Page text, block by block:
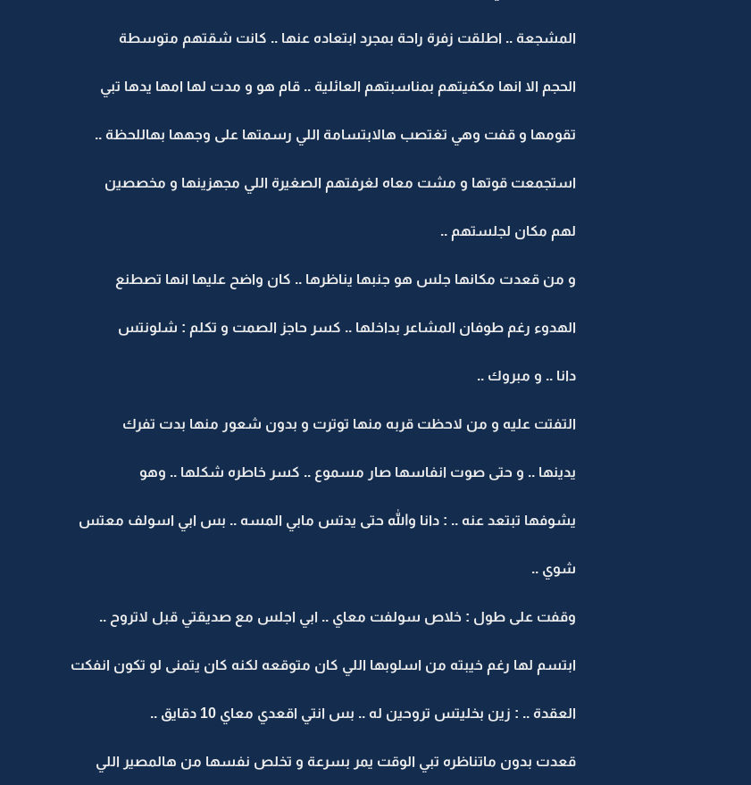
المشجعة .. اطلقت زفرة راحة بمجرد ابتعاده عنها .. كانت شقتهم متوسطة
الحجم الا انها مكفيتهم بمناسبتهم العائلية .. قام هو و مدت لها امها يدها تبي
تقومها و قفت وهي تغتصب هالابتسامة اللي رسمتها على وجهها بهاللحظة ..
استجمعت قوتها و مشت معاه لغرفتهم الصغيرة اللي مجهزينها و مخصصين
لهم مكان لجلستهم ..
و من قعدت مكانها جلس هو جنبها يناظرها .. كان واضح عليها انها تصطنع
الهدوء رغم طوفان المشاعر بداخلها .. كسر حاجز الصمت و تكلم : شلونتس
دانا .. و مبروك ..
التفتت عليه و من لاحظت قربه منها توترت و بدون شعور منها بدت تفرك
يدينها .. و حتى صوت انفاسها صار مسموع .. كسر خاطره شكلها .. وهو
يشوفها تبتعد عنه .. : دانا والله حتى يدتس مابي المسه .. بس ابي اسولف معتس
شوي ..
وقفت على طول : خلاص سولفت معاي .. ابي اجلس مع صديقتي قبل لاتروح ..
ابتسم لها رغم خيبته من اسلوبها اللي كان متوقعه لكنه كان يتمنى لو تكون انفكت
العقدة .. : زين بخليتس تروحين له .. بس انتي اقعدي معاي 10 دقايق ..
قعدت بدون ماتناظره تبي الوقت يمر بسرعة و تخلص نفسها من هالمصير اللي